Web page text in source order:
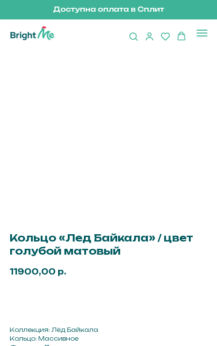
Доступна оплата в Сплит
Кольцо «Лед Байкала» / цвет
голубой матовый
11900,00 р.
Коллекция: Лёд Байкала
Кольцо: Массивное